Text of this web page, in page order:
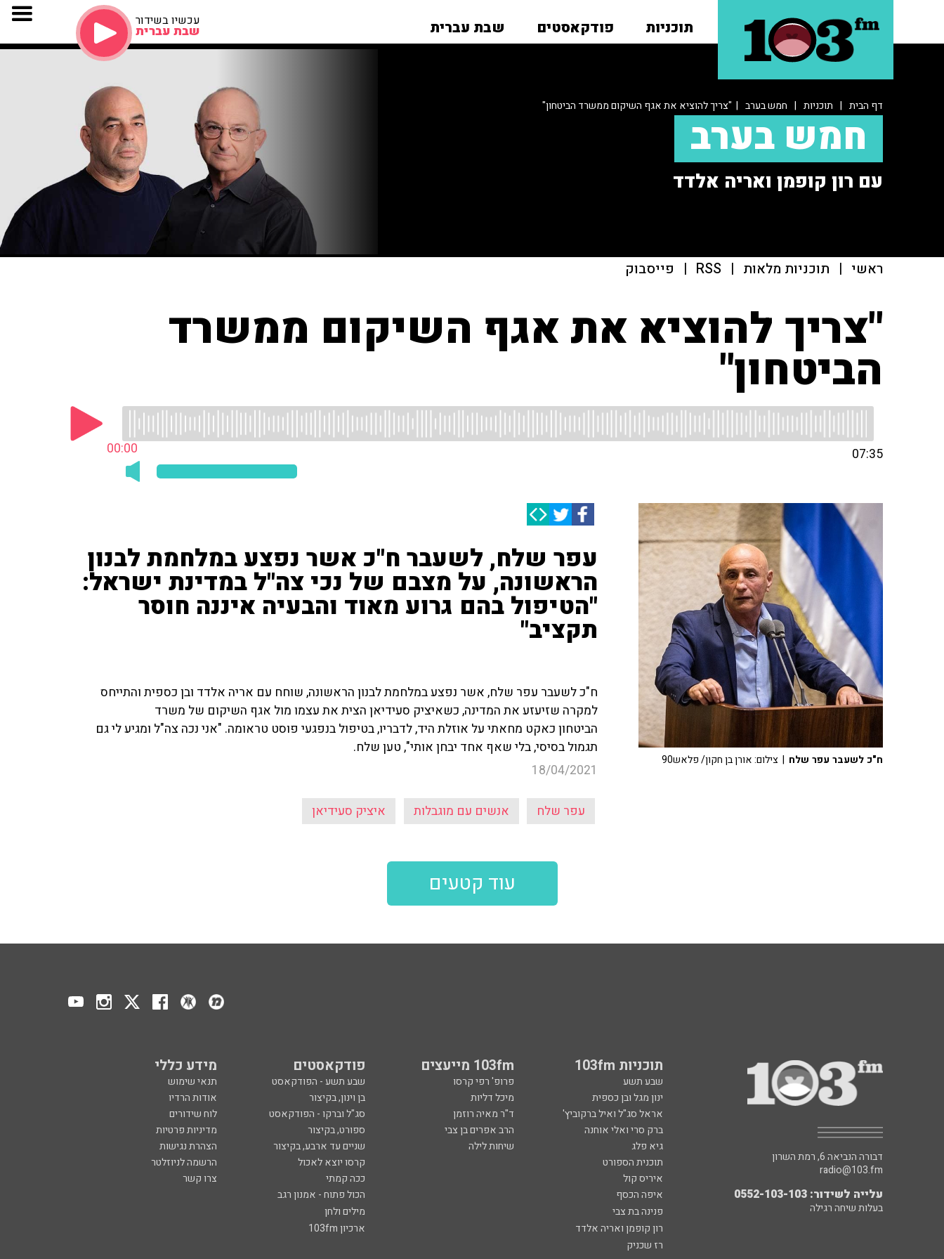
תוכניות פודקאסטים שבת עברית עכשיו בשידור
שבת עברית
דף הבית | תוכניות | חמש בערב | "צריך להוציא את אגף השיקום ממשרד הביטחון"
חמש בערב
עם רון קופמן ואריה אלדד
ראשי | תוכניות מלאות |
RSS
| פייסבוק
"צריך להוציא את אגף השיקום ממשרד
הביטחון"
00:00 07:35
עפר שלח, לשעבר ח"כ אשר נפצע במלחמת לבנון
הראשונה, על מצבם של נכי צה"ל במדינת ישראל:
"הטיפול בהם גרוע מאוד והבעיה איננה חוסר
תקציב"
ח"כ לשעבר עפר שלח, אשר נפצע במלחמת לבנון הראשונה, שוחח עם אריה אלדד ובן כספית והתייחס
למקרה שזיעזע את המדינה, כשאיציק סעידיאן הצית את עצמו מול אגף השיקום של משרד
הביטחון כאקט מחאתי על אוזלת היד, לדבריו, בטיפול בנפגעי פוסט טראומה. "אני נכה צה"ל ומגיע לי גם
תגמול בסיסי, בלי שאף אחד יבחן אותי", טען שלח.
18/04/2021
עפר שלח אנשים עם מוגבלות איציק סעידיאן
ח"כ לשעבר עפר שלח | צילום: אורן בן חקון/ פלאש90
עוד קטעים
תוכניות 103fm 103fm מייעצים פודקאסטים מידע כללי
שבע תשע פרופ' רפי קרסו שבע תשע - הפודקאסט
תנאי שימוש
ינון מגל ובן כספית
מיכל דליות בן וינון, בקיצור
אודות הרדיו
אראל סג"ל ואיל ברקוביץ'
ד"ר מאיה רוזמן סג"ל וברקו - הפודקאסט
לוח שידורים
ברק סרי ואלי אוחנה
הרב אפרים בן צבי ספורט, בקיצור
מדיניות פרטיות
גיא פלג
שיחות לילה שניים עד ארבע, בקיצור
הצהרת נגישות
תוכנית הספורט
קרסו יוצא לאכול
הרשמה לניוזלטר
איריס קול
ככה קמתי
צרו קשר
איפה הכסף
הכול פתוח - אמנון רגב
פנינה בת צבי
מילים ולחן
רון קופמן ואריה אלדד
ארכיון 103fm
רז שכניק
דבורה הנביאה 6, רמת השרון
radio@103.fm
עלייה לשידור: 0552-103-103
בעלות שיחה רגילה